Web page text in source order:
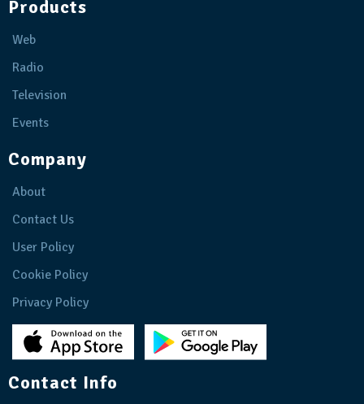
Products
Web
Radio
Television
Events
Company
About
Contact Us
User Policy
Cookie Policy
Privacy Policy
Contact Info